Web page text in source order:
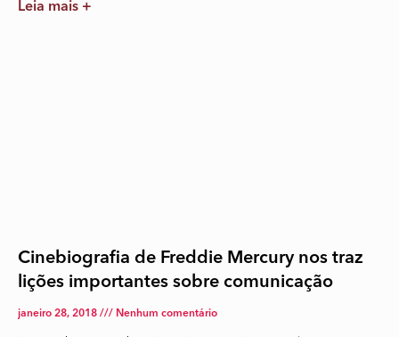
Leia mais +
Cinebiografia de Freddie Mercury nos traz
lições importantes sobre comunicação
janeiro 28, 2018 Nenhum comentário